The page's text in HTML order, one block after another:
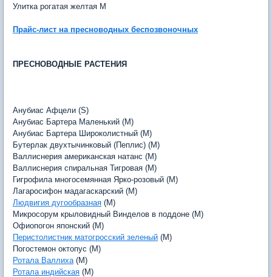
Улитка рогатая желтая M
Прайс-лист на пресноводных беспозвоночных
ПРЕСНОВОДНЫЕ РАСТЕНИЯ
Анубиас Афцели (S)
Анубиас Бартера Маленький (M)
Анубиас Бартера Широколистный (M)
Бутерлак двухтычинковый (Пеплис) (M)
Валлиснерия американская натанс (M)
Валлиснерия спиральная Тигровая (M)
Гигрофила многосемянная Ярко-розовый (M)
Лагаросифон мадагаскарский (M)
Людвигия дугообразная (M)
Микросорум крыловидный Винделов в поддоне (M)
Офиопогон японский (M)
Перистолистник матогросский зеленый (M)
Погостемон октопус (M)
Ротала Валлиха(M)
Ротала индийская (M)